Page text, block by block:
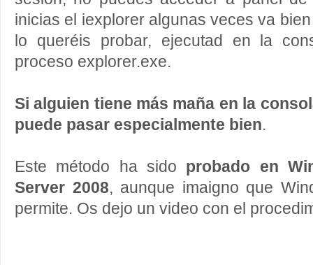
inicias el iexplorer algunas veces va
lo queréis probar, ejecutad en la
proceso explorer.exe.
Si alguien tiene más maña en la
puede pasar especialmente bien.
Este método ha sido probado en
Server 2008, aunque imaigno que
permite. Os dejo un video con el